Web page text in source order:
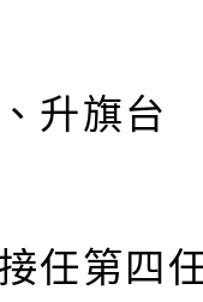
升旗台
任第四